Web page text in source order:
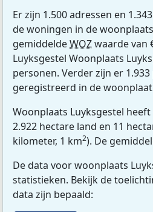
Er zijn 1.500 adressen en
de woningen in de
gemiddeldeWOZwaarde van
Luyksgestel Woonplaats
personen. Verder zijn er
geregistreerd in de
Woonplaats Luyksgestel
2.922 hectare land en 11
kilometer, 1 km2). De
De data voor woonplaats
statistieken. Bekijk de
data zijn bepaald: